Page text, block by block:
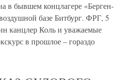
в бывшем концлагере «Берген-
базе Битбург. ФРГ, 5
канцлер Коль и уважаемые
в прошлое – гораздо